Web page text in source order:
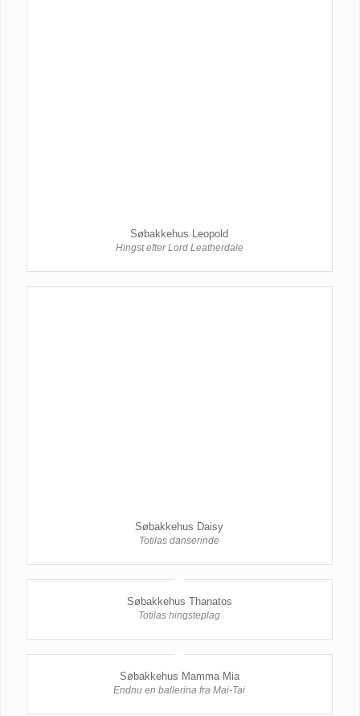
Søbakkehus Leopold
Hingst efter Lord Leatherdale
Søbakkehus Daisy
Totilas danserinde
Søbakkehus Thanatos
Totilas hingsteplag
Søbakkehus Mamma Mia
Endnu en ballerina fra Mai-Tai